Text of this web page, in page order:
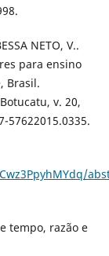
NETO, V..
para ensino
Brasil.
v. 20,
57622015.0335.
tempo, razão e